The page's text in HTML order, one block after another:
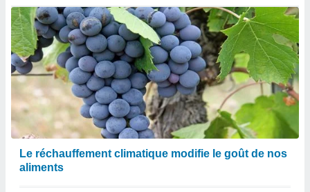
Le réchauffement climatique modifie le goût de nos
aliments